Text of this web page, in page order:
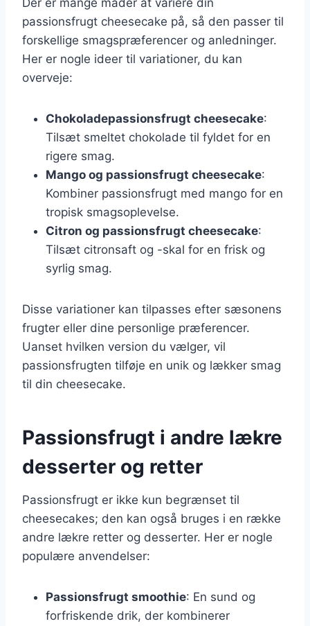
passionsfrugt cheesecake på, så den passer til
forskellige smagspræferencer og anledninger.
Her er nogle ideer til variationer, du kan
overveje:
Chokoladepassionsfrugt cheesecake:
Tilsæt smeltet chokolade til fyldet for en
rigere smag.
Mango og passionsfrugt cheesecake:
Kombiner passionsfrugt med mango for en
tropisk smagsoplevelse.
Citron og passionsfrugt cheesecake:
Tilsæt citronsaft og -skal for en frisk og
syrlig smag.
Disse variationer kan tilpasses efter sæsonens
frugter eller dine personlige præferencer.
Uanset hvilken version du vælger, vil
passionsfrugten tilføje en unik og lækker smag
til din cheesecake.
Passionsfrugt i andre lækre
desserter og retter
Passionsfrugt er ikke kun begrænset til
cheesecakes; den kan også bruges i en række
andre lækre retter og desserter. Her er nogle
populære anvendelser:
Passionsfrugt smoothie: En sund og
forfriskende drik, der kombinerer